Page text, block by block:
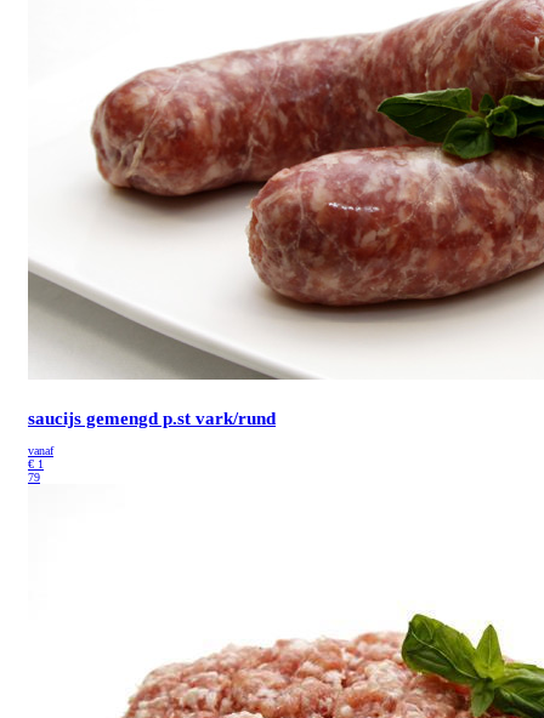
saucijs gemengd p.st vark/rund
vanaf
€ 1
79